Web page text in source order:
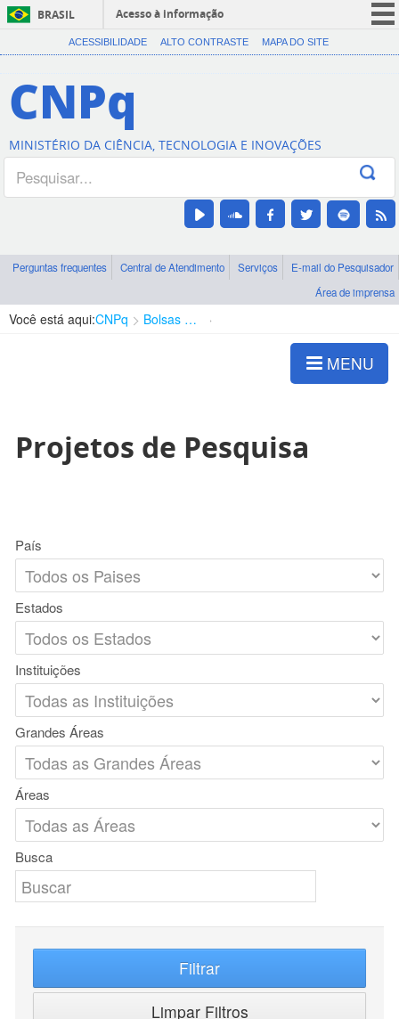
BRASIL
Acesso à informação
CORONAVÍRUS (COVID-19)
Canais
ACESSIBILIDADE ALTO CONTRASTE MAPA DO SITE
CNPq
MINISTÉRIO DA CIÊNCIA, TECNOLOGIA E INOVAÇÕES
Perguntas frequentes Central de Atendimento Serviços
E-mail do Pesquisador
Área de imprensa
Você está aqui:CNPq Bolsas e Auxílios Vigentes
MENU
Projetos de Pesquisa
País
Estados
Instituições
Grandes Áreas
Áreas
Busca
Filtrar
Limpar Filtros